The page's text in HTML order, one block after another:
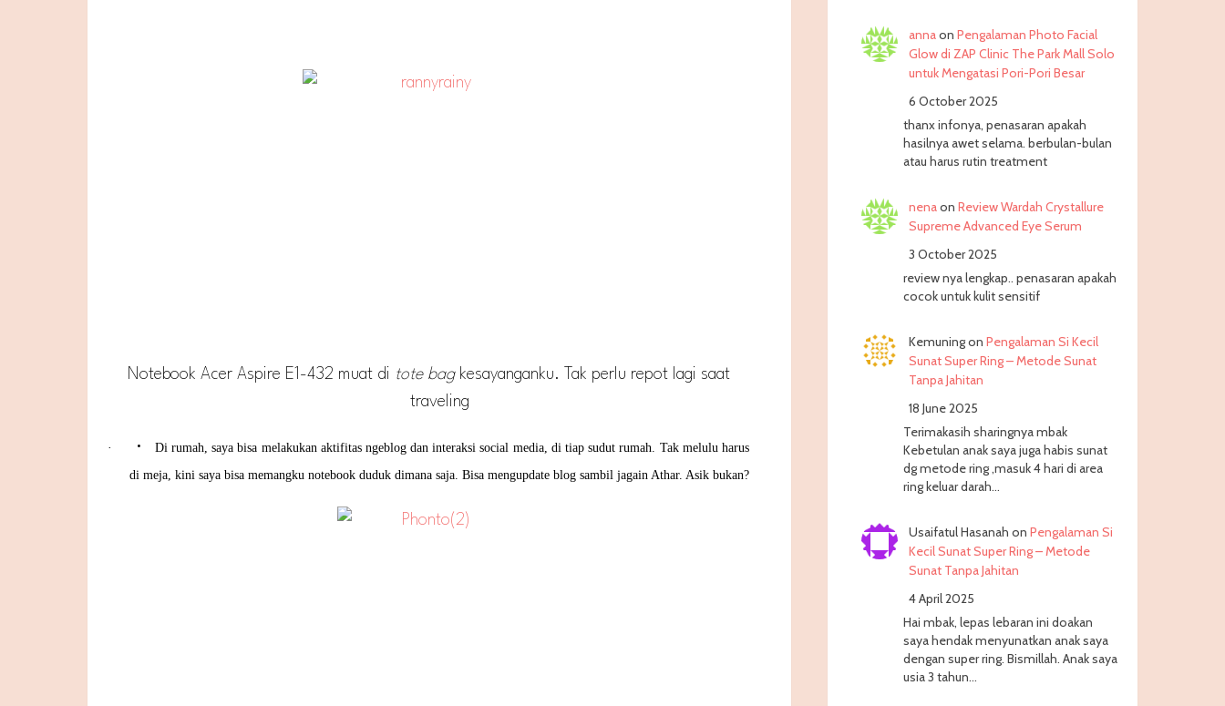
Notebook Acer Aspire E1-432 muat di tote bag kesayanganku. Tak perlu repot lagi saat
traveling
· •
Di rumah, saya bisa melakukan aktifitas ngeblog dan interaksi social media, di tiap sudut rumah. Tak melulu harus
di meja, kini saya bisa memangku notebook duduk dimana saja. Bisa mengupdate blog sambil jagain Athar. Asik bukan?
annaonPengalaman Photo Facial
Glow di ZAP Clinic The Park Mall Solo
untuk Mengatasi Pori-Pori Besar
6 October 2025
thanx infonya, penasaran apakah
hasilnya awet selama. berbulan-bulan
atau harus rutin treatment
nenaonReview Wardah Crystallure
Supreme Advanced Eye Serum
3 October 2025
review nya lengkap.. penasaran apakah
cocok untuk kulit sensitif
KemuningonPengalaman Si Kecil
Sunat Super Ring – Metode Sunat
Tanpa Jahitan
18 June 2025
Terimakasih sharingnya mbak
Kebetulan anak saya juga habis sunat
dg metode ring ,masuk 4 hari di area
ring keluar darah…
Usaifatul Hasanah onPengalaman Si
Kecil Sunat Super Ring – Metode
Sunat Tanpa Jahitan
4 April 2025
Hai mbak, lepas lebaran ini doakan
saya hendak menyunatkan anak saya
dengan super ring. Bismillah. Anak saya
usia 3 tahun…